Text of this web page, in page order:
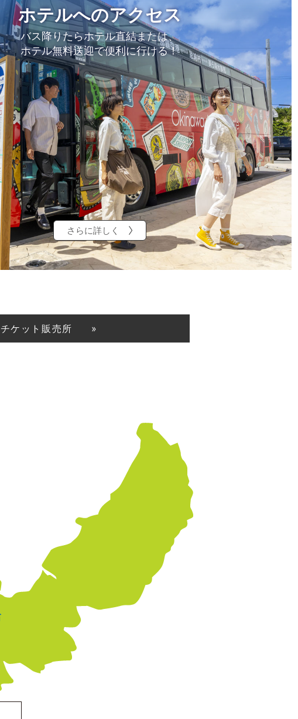
ホテルへのアクセス
バス降りたらホテル直結または、
ホテル無料送迎で便利に行ける！
さらに詳しく
チケット販売所